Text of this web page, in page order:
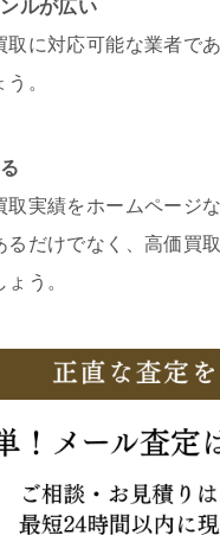
ルが広い
に対応可能な業者で
。
実績をホームページ
るだけでなく、高価買
う。